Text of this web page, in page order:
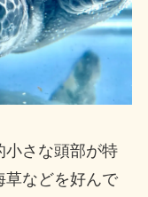
小さな頭部が特
草などを好んで